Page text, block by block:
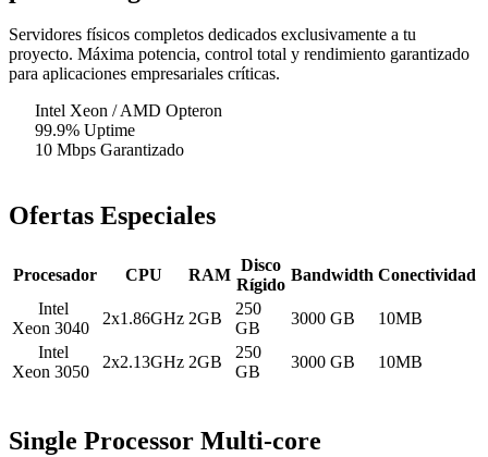
Servidores físicos completos dedicados exclusivamente a tu
proyecto. Máxima potencia, control total y rendimiento garantizado
para aplicaciones empresariales críticas.
Intel Xeon / AMD Opteron
99.9% Uptime
10 Mbps Garantizado
Ofertas Especiales
Procesador CPU RAM
Disco
Rígido
Bandwidth Conectividad
Intel
Xeon 3040
2x1.86GHz 2GB
250
GB
3000 GB
10MB
Intel
Xeon 3050
2x2.13GHz 2GB
250
GB
3000 GB 10MB
Single Processor Multi-core